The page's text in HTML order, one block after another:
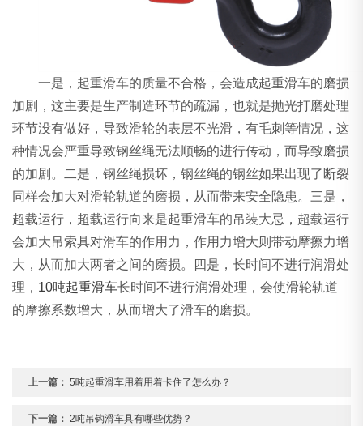
一是，起重滑车的质量不合格，会造成起重滑车的磨损
加剧，这主要是生产制造环节的疏漏，也就是抛光打磨处理
环节没有做好，导致滑轮的表层不光滑，有毛刺等情况，这
种情况会严重导致钢丝绳无法顺畅的进行传动，而导致磨损
的加剧。二是，钢丝绳损坏，钢丝绳的钢丝如果出现了断裂
同样会加大对滑轮轨道的磨损，从而带来安全隐患。三是，
超载运行，超载运行向来是起重滑车的吊装大忌，超载运行
会加大吊索具对滑车的作用力，作用力增大则带动摩擦力增
大，从而加大两者之间的磨损。四是，长时间不进行润滑处
理， 10吨起重滑车长时间不进行润滑处理，会使滑轮轨道
的摩擦系数增大，从而增大了滑车的磨损。
上一篇： 5吨起重滑车用着用着卡住了怎么办？
下一篇： 2吨吊钩滑车具有哪些优势？